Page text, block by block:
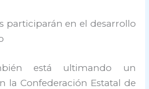
participarán en el desarrollo
está ultimando un
la Confederación Estatal de